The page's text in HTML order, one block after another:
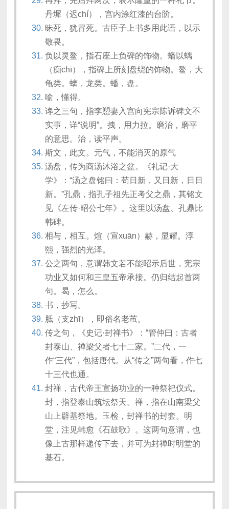
丹墀（迟chí），宫内涂红漆的台阶。
昧死，犹冒死。古臣子上书多用此语，以示
敬畏。
负以灵鳌，指石座上负碑的饰物。蟠以螭
（痴chī），指碑上所刻盘绕的饰物。鳌，大
龟类。螭，龙类。蟠，盘。
喻，懂得。
谗之三句，指李愬妻入宫向宪宗陈诉碑文不
实事，详“说明”。拽，用力拉。磨治，磨平
的意思。治，读平声。
斯文，此文。元气，不能消灭的原气
汤盘，传为商汤沐浴之盆。《礼记·大
学》：“汤之盘铭曰：苟日新，又日新，日日
新。”孔鼎，指孔子祖先正考父之鼎，其铭文
见《左传·昭公七年》。这里以汤盘、孔鼎比
韩碑。
相与，相互。煊（宣xuān）赫，显耀。淳
熙，强烈的光泽。
公之两句，意谓韩文若不能昭示后世，宪宗
功业又如何和三皇五帝承接。仍归结起首两
句。曷，怎么。
书，抄写。
胝（支zhī），即俗名老茧。
传之句，《史记·封禅书》：“管仲曰：古者
封泰山、禅梁父者七十二家。”二代，一
作“三代”，包括唐代。从“传之”两句看，作七
十三代也通。
封禅，古代帝王宣扬功业的一种祭祀仪式。
封，指登泰山筑坛祭天。禅，指在山南梁父
山上辟基祭地。玉检，封禅书的封套。明
堂，注见韩愈《石鼓歌》。这两句意谓，也
像上古那样递传下去，并可为封禅时明堂的
基石。